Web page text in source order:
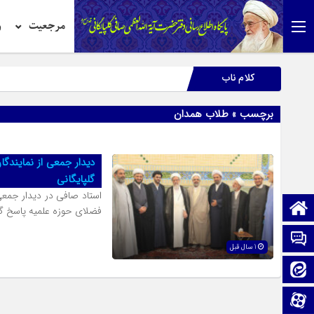
مرجعیت
صفحه نخست
تماس با ما
کلام ناب
برچسب » طلاب همدان
دیدار جمعی از
گلپایگانی
استاد صافی در دیدار
فضلای حوزه علمیه پاسخ